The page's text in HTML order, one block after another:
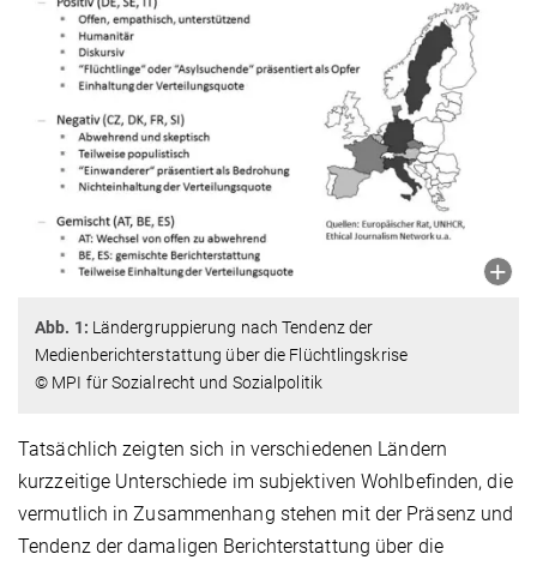
Abb. 1: Ländergruppierung nach Tendenz der
Medienberichterstattung über die Flüchtlingskrise
© MPI für Sozialrecht und Sozialpolitik
Tatsächlich zeigten sich in verschiedenen Ländern
kurzzeitige Unterschiede im subjektiven Wohlbefinden, die
vermutlich in Zusammenhang stehen mit der Präsenz und
Tendenz der damaligen Berichterstattung über die